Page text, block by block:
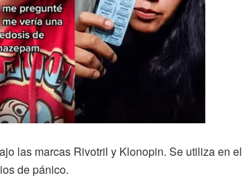
las marcas Rivotril y Klonopin. Se utiliza en el
de pánico.